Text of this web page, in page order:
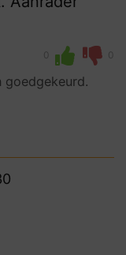
0 0
goedgekeurd.